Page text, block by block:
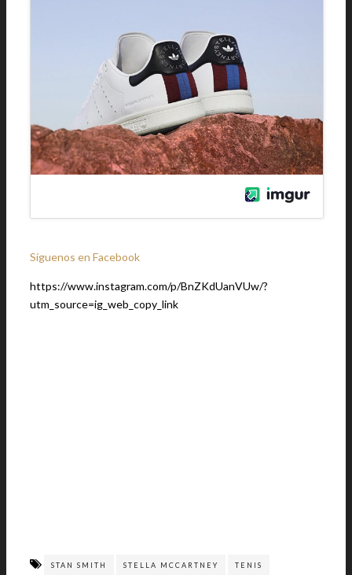
Síguenos en Facebook
https://www.instagram.com/p/BnZKdUanVUw/?
utm_source=ig_web_copy_link
STAN SMITH STELLA MCCARTNEY TENIS